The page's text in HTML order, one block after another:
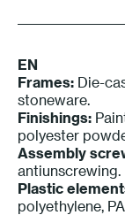
EN
Frames: Die-
stoneware.
Finishings:
polyester
Assembly
antiunscrewing.
Plastic
polyethylene,